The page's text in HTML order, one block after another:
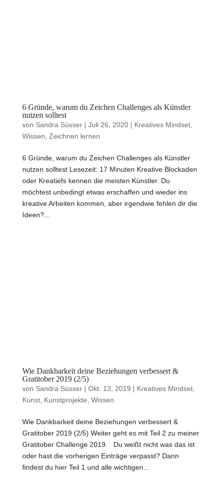
6 Gründe, warum du Zeichen Challenges als Künstler
nutzen solltest
von Sandra Süsser| Juli 26, 2020| Kreatives Mindset,
Wissen Zeichnen lernen
6 Gründe, warum du Zeichen Challenges als Künstler
nutzen solltest Lesezeit: 17 Minuten Kreative Blockaden
oder Kreatiefs kennen die meisten Künstler. Du
möchtest unbedingt etwas erschaffen und wieder ins
kreative Arbeiten kommen, aber irgendwie fehlen dir die
Ideen?...
Wie Dankbarkeit deine Beziehungen verbessert &
Gratitober 2019 (2/5)
von Sandra Süsser| Okt. 13, 2019 | Kreatives Mindset,
Kunst, Kunstprojekte Wissen
Wie Dankbarkeit deine Beziehungen verbessert &
Gratitober 2019 (2/5) Weiter geht es mit Teil 2 zu meiner
Gratitober Challenge 2019. Du weißt nicht was das ist
oder hast die vorherigen Einträge verpasst? Dann
findest du hier Teil 1 und alle wichtigen...